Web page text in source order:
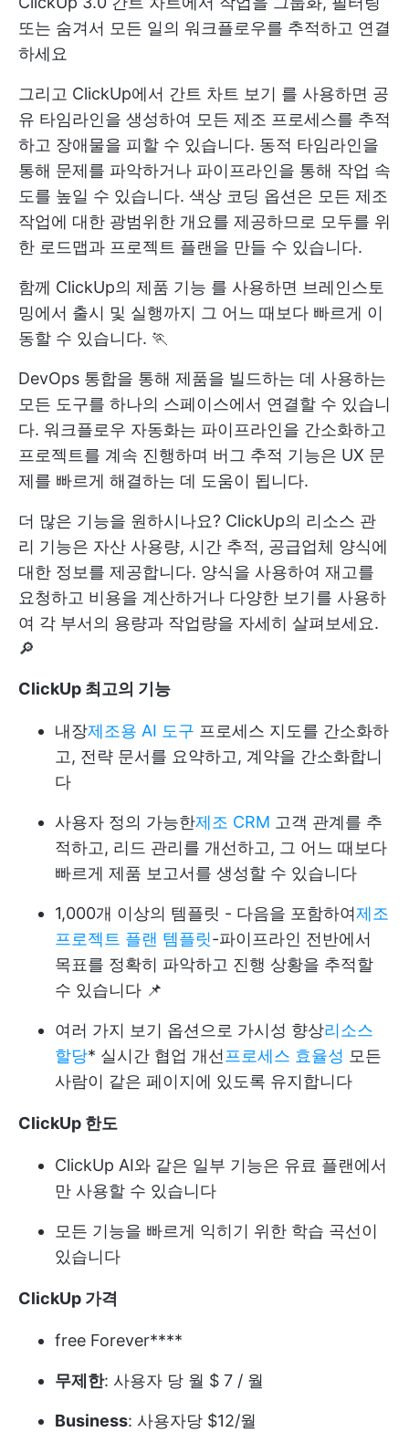
또는 숨겨서 모든 일의 워크플로우를 추적하고 연결
하세요
그리고 ClickUp에서 간트 차트 보기 를 사용하면 공
유 타임라인을 생성하여 모든 제조 프로세스를 추적
하고 장애물을 피할 수 있습니다. 동적 타임라인을
통해 문제를 파악하거나 파이프라인을 통해 작업 속
도를 높일 수 있습니다. 색상 코딩 옵션은 모든 제조
작업에 대한 광범위한 개요를 제공하므로 모두를 위
한 로드맵과 프로젝트 플랜을 만들 수 있습니다.
함께 ClickUp의 제품 기능 를 사용하면 브레인스토
밍에서 출시 및 실행까지 그 어느 때보다 빠르게 이
동할 수 있습니다. 🏃
DevOps 통합을 통해 제품을 빌드하는 데 사용하는
모든 도구를 하나의 스페이스에서 연결할 수 있습니
다. 워크플로우 자동화는 파이프라인을 간소화하고
프로젝트를 계속 진행하며 버그 추적 기능은 UX 문
제를 빠르게 해결하는 데 도움이 됩니다.
더 많은 기능을 원하시나요? ClickUp의 리소스 관
리 기능은 자산 사용량, 시간 추적, 공급업체 양식에
대한 정보를 제공합니다. 양식을 사용하여 재고를
요청하고 비용을 계산하거나 다양한 보기를 사용하
여 각 부서의 용량과 작업량을 자세히 살펴보세요.
🔎
ClickUp 최고의 기능
내장제조용 AI 도구 프로세스 지도를 간소화하
고, 전략 문서를 요약하고, 계약을 간소화합니
다
사용자 정의 가능한제조 CRM 고객 관계를 추
적하고, 리드 관리를 개선하고, 그 어느 때보다
빠르게 제품 보고서를 생성할 수 있습니다
1,000개 이상의 템플릿 - 다음을 포함하여제조
프로젝트 플랜 템플릿-파이프라인 전반에서
목표를 정확히 파악하고 진행 상황을 추적할
수 있습니다 📌
여러 가지 보기 옵션으로 가시성 향상리소스
할당* 실시간 협업 개선 프로세스 효율성 모든
사람이 같은 페이지에 있도록 유지합니다
ClickUp 한도
ClickUp AI와 같은 일부 기능은 유료 플랜에서
만 사용할 수 있습니다
모든 기능을 빠르게 익히기 위한 학습 곡선이
있습니다
ClickUp 가격
free Forever****
무제한: 사용자 당 월 $ 7 / 월
Business: 사용자당 $12/월